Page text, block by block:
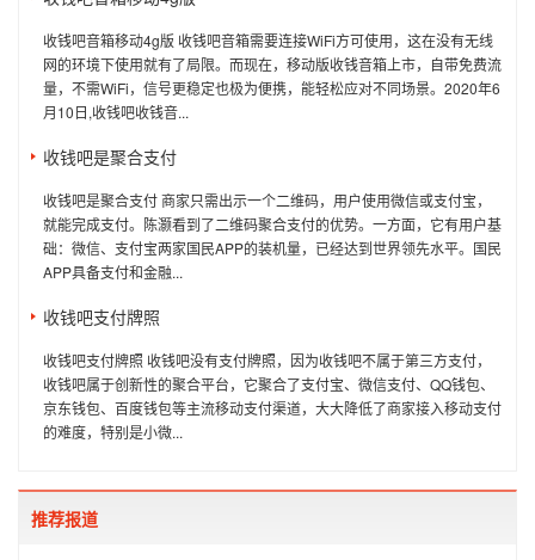
收钱吧音箱移动4g版 收钱吧音箱需要连接WiFi方可使用，这在没有无线
网的环境下使用就有了局限。而现在，移动版收钱音箱上市，自带免费流
量，不需WiFi，信号更稳定也极为便携，能轻松应对不同场景。2020年6
月10日,收钱吧收钱音...
收钱吧是聚合支付
收钱吧是聚合支付 商家只需出示一个二维码，用户使用微信或支付宝，
就能完成支付。陈灏看到了二维码聚合支付的优势。一方面，它有用户基
础：微信、支付宝两家国民APP的装机量，已经达到世界领先水平。国民
APP具备支付和金融...
收钱吧支付牌照
收钱吧支付牌照 收钱吧没有支付牌照，因为收钱吧不属于第三方支付，
收钱吧属于创新性的聚合平台，它聚合了支付宝、微信支付、QQ钱包、
京东钱包、百度钱包等主流移动支付渠道，大大降低了商家接入移动支付
的难度，特别是小微...
推荐报道